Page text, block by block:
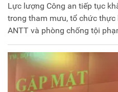
Lực lượng Công an tiếp tục
trong tham mưu, tổ chức thực
ANTT và phòng chống tội